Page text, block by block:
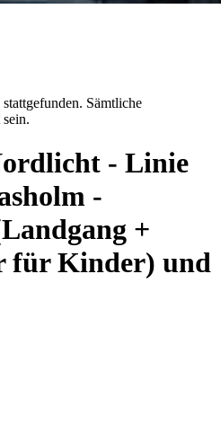
Sämtliche
- Linie
-
+
für Kinder) und